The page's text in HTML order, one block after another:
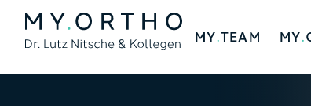
MY.TEAM MY.